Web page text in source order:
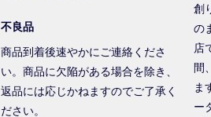
不良品
商品到着後速やかにご連絡くださ
い。商品に欠陥がある場合を除き、
返品には応じかねますのでご了承く
ださい。
創
の
店
間
ま
ー